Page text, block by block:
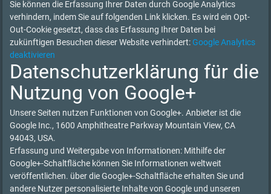
Sie können die Erfassung Ihrer Daten durch Google Analytics
verhindern, indem Sie auf folgenden Link klicken. Es wird ein Opt-
Out-Cookie gesetzt, dass das Erfassung Ihrer Daten bei
zukünftigen Besuchen dieser Website verhindert: Google Analytics
deaktivieren
Datenschutzerklärung für die
Nutzung von Google+
Unsere Seiten nutzen Funktionen von Google+. Anbieter ist die
Google Inc., 1600 Amphitheatre Parkway Mountain View, CA
94043, USA.
Erfassung und Weitergabe von Informationen: Mithilfe der
Google+-Schaltfläche können Sie Informationen weltweit
veröffentlichen. über die Google+-Schaltfläche erhalten Sie und
andere Nutzer personalisierte Inhalte von Google und unseren